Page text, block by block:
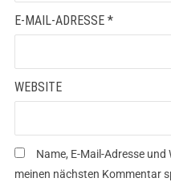
E-MAIL-ADRESSE *
WEBSITE
Name, E-Mail-Adresse
meinen nächsten Kommentar